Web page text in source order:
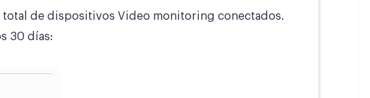
total de dispositivos Video monitoring conectados.
30 días: